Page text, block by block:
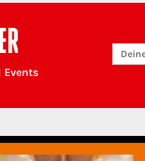
Events